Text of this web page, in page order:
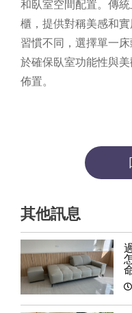
和臥室空間配置。傳
櫃，提供對稱美感和
習慣不同，選擇單一
於確保臥室功能性與
佈置。
其他訊息